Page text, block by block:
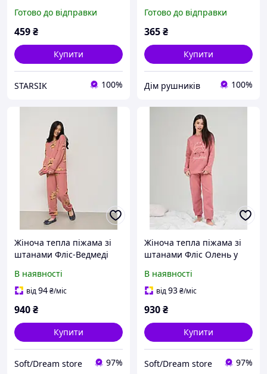
Готово до відправки
459₴
Купити
STARSIK 100%
Готово до відправки
365₴
Купити
Дім рушників 100%
Жіноча тепла піжама зі
штанами Фліс-Ведмеді
В наявності
від94₴/міс
940₴
Купити
Soft/Dream store 97%
Жіноча тепла піжама зі
штанами Фліс Олень у
В наявності
від93₴/міс
930₴
Купити
Soft/Dream store 97%